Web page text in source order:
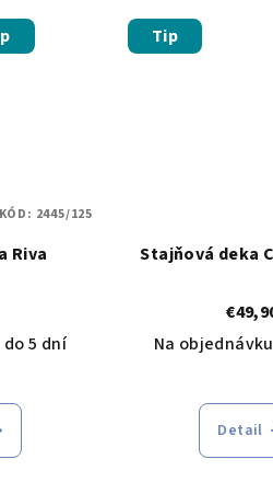
Riva
5 dní
2445/125
Tip
Stajňová deka
Na
Detail